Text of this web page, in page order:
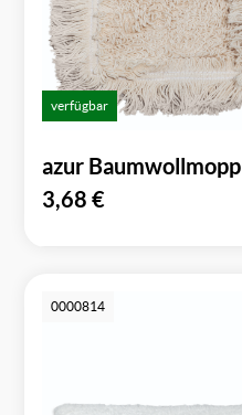
verfügbar
azur Baumwollmopp
3,68 €
0000814